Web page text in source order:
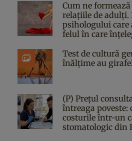
Cum ne
relațiile de adulți.
psihologului care
felul în care
Test de cultură
înălțime au
(P) Prețul
întreaga poveste:
costurile într-un
stomatologic din